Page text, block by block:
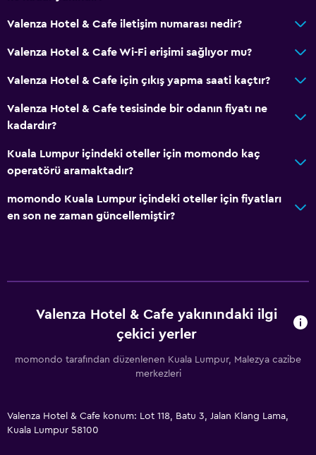
Valenza Hotel & Cafe iletişim numarası nedir?
Valenza Hotel & Cafe Wi-Fi erişimi sağlıyor mu?
Valenza Hotel & Cafe için çıkış yapma saati kaçtır?
Valenza Hotel & Cafe tesisinde bir odanın fiyatı ne
kadardır?
Kuala Lumpur içindeki oteller için momondo kaç
operatörü aramaktadır?
momondo Kuala Lumpur içindeki oteller için fiyatları
en son ne zaman güncellemiştir?
Valenza Hotel & Cafe yakınındaki ilgi
çekici yerler
momondo tarafından düzenlenen Kuala Lumpur, Malezya cazibe
merkezleri
Valenza Hotel & Cafe konum: Lot 118, Batu 3, Jalan Klang Lama,
Kuala Lumpur 58100